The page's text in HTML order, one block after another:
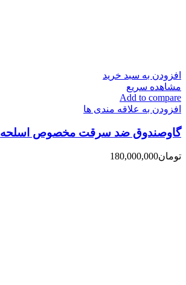
افزودن به سبد خرید
مشاهده سریع
Add to compare
افزودن به علاقه مندی ها
گاوصندوق ضد سرقت مخصوص اسلحه
تومان180,000,000